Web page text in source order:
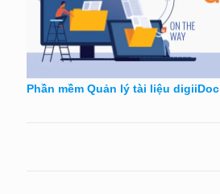
Phần mềm Quản lý tài liệu digiiDoc